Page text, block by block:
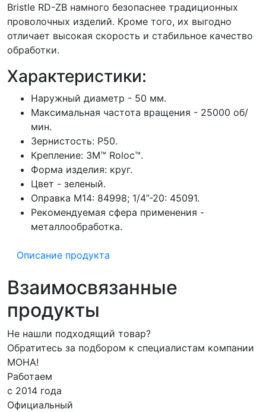
Bristle RD-ZB намного безопаснее традиционных
проволочных изделий. Кроме того, их выгодно
отличает высокая скорость и стабильное качество
обработки.
Характеристики:
Наружный диаметр - 50 мм.
Максимальная частота вращения - 25000 об/
мин.
Зернистость: P50.
Крепление: 3M™ Roloc™.
Форма изделия: круг.
Цвет - зеленый.
Оправка M14: 84998; 1/4”-20: 45091.
Рекомендуемая сфера применения -
металлообработка.
Описание продукта
Взаимосвязанные
продукты
Не нашли подходящий товар?
Обратитесь за подбором к специалистам компании
МОНА!
Работаем
с 2014 года
Официальный